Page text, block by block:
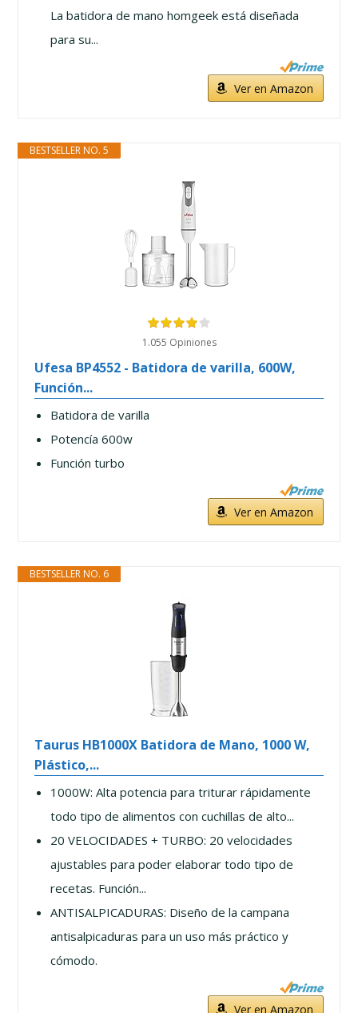
La batidora de mano homgeek está diseñada
para su...
Ver en Amazon
BESTSELLER NO. 5
1.055 Opiniones
Ufesa BP4552 - Batidora de varilla, 600W,
Función...
Batidora de varilla
Potencía 600w
Función turbo
Ver en Amazon
BESTSELLER NO. 6
Taurus HB1000X Batidora de Mano, 1000 W,
Plástico,...
1000W: Alta potencia para triturar rápidamente
todo tipo de alimentos con cuchillas de alto...
20 VELOCIDADES + TURBO: 20 velocidades
ajustables para poder elaborar todo tipo de
recetas. Función...
ANTISALPICADURAS: Diseño de la campana
antisalpicaduras para un uso más práctico y
cómodo.
Ver en Amazon